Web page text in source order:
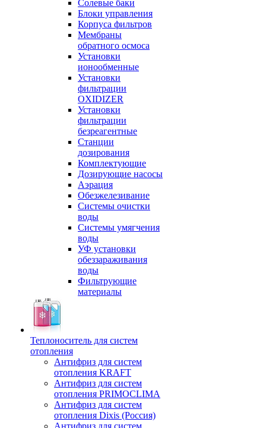
Солевые баки
Блоки управления
Корпуса фильтров
Мембраны
обратного осмоса
Установки
ионообменные
Установки
фильтрации
OXIDIZER
Установки
фильтрации
безреагентные
Станции
дозирования
Комплектующие
Дозирующие насосы
Аэрация
Обезжелезивание
Системы очистки
воды
Системы умягчения
воды
УФ установки
обеззараживания
воды
Фильтрующие
материалы
Теплоноситель для систем
отопления
Антифриз для систем
отопления KRAFT
Антифриз для систем
отопления PRIMOCLIMA
Антифриз для систем
отопления Dixis (Россия)